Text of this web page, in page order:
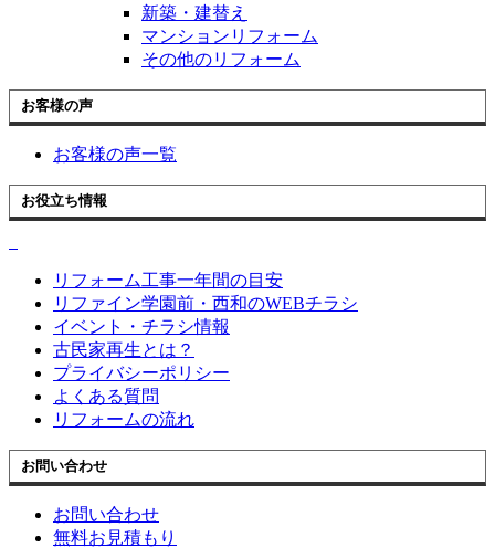
新築・建替え
マンションリフォーム
その他のリフォーム
お客様の声
お客様の声一覧
お役立ち情報
リフォーム工事一年間の目安
リファイン学園前・西和のWEBチラシ
イベント・チラシ情報
古民家再生とは？
プライバシーポリシー
よくある質問
リフォームの流れ
お問い合わせ
お問い合わせ
無料お見積もり